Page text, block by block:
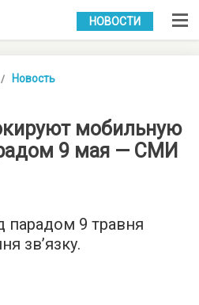
УКР РУС
НОВОСТИ
Новость
мобильную
9 мая — СМИ
парадом 9 травня
зв’язку.